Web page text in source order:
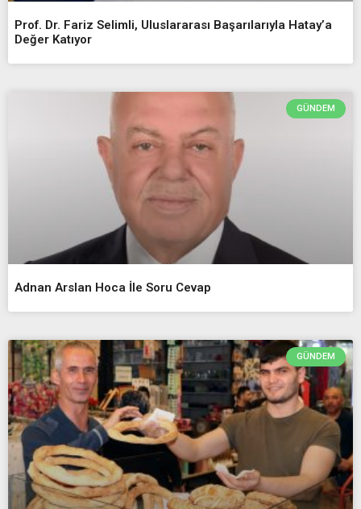
Prof. Dr. Fariz Selimli, Uluslararası Başarılarıyla Hatay’a
Değer Katıyor
GÜNDEM
Adnan Arslan Hoca İle Soru Cevap
GÜNDEM